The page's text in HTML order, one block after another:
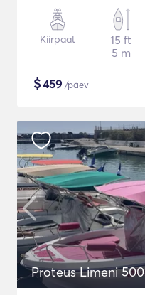
Kiirpaat
15 ft
5 m
$459 /päev
Proteus Limeni 500